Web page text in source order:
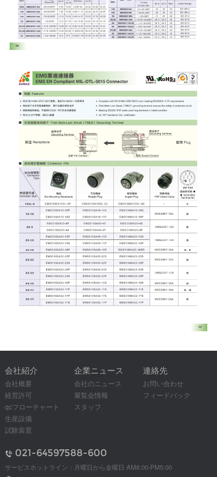
会社紹介
会社概要
経営許可
qcフローチャート
生産設備
試験装置
企業ニュース
会社のニュース
展覧会情報
スタッフ
連絡先
お問い合わせ
フィードバック
021-64597588-600
サービスホットライン：月曜日から金曜日 AM8:00-PM5:00